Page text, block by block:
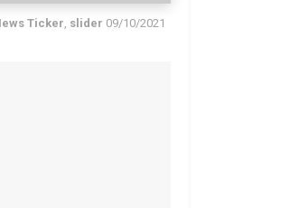
09/10/2021
Ticker, slider